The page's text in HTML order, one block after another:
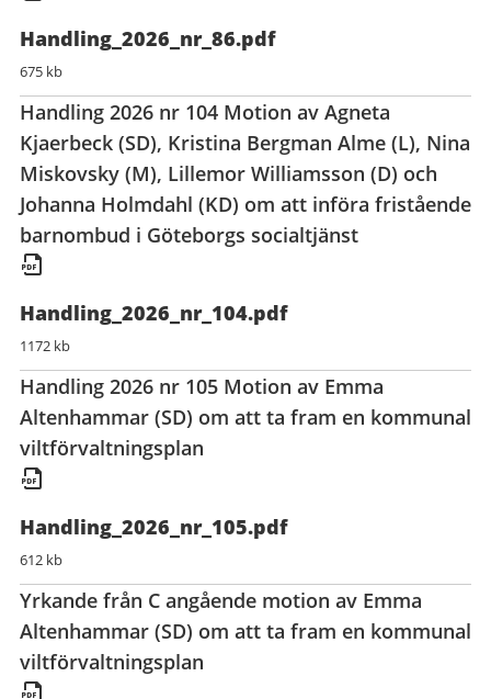
Handling_2026_nr_86.pdf
675 kb
Handling 2026 nr 104 Motion av Agneta
Kjaerbeck (SD), Kristina Bergman Alme (L), Nina
Miskovsky (M), Lillemor Williamsson (D) och
Johanna Holmdahl (KD) om att införa fristående
barnombud i Göteborgs socialtjänst
Handling_2026_nr_104.pdf
1172 kb
Handling 2026 nr 105 Motion av Emma
Altenhammar (SD) om att ta fram en kommunal
viltförvaltningsplan
Handling_2026_nr_105.pdf
612 kb
Yrkande från C angående motion av Emma
Altenhammar (SD) om att ta fram en kommunal
viltförvaltningsplan